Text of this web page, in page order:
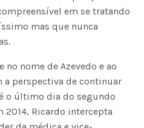
em se tratando
mas que nunca
nome de Azevedo e ao
a perspectiva de continuar
o último dia do segundo
Ricardo intercepta